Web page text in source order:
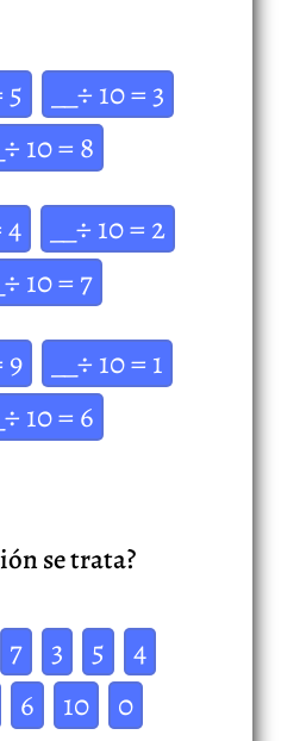
5
__÷ 10 = 3
10 = 8
4
__÷ 10 = 2
__÷ 10 = 7
9
__÷ 10 = 1
10 = 6
se trata?
7 3 5
4
6 10 0